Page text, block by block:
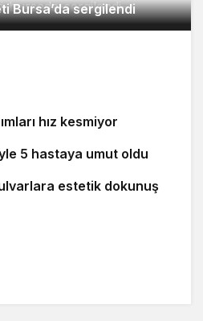
Bursa’da sergilendi
Bursa’yı
tanıtımı ve güvenlik
hız kesmiyor
5 hastaya umut oldu
estetik dokunuş
hapis cezası bulunan
ölen güzellik uzmanı
Sokağı’ huzur veren